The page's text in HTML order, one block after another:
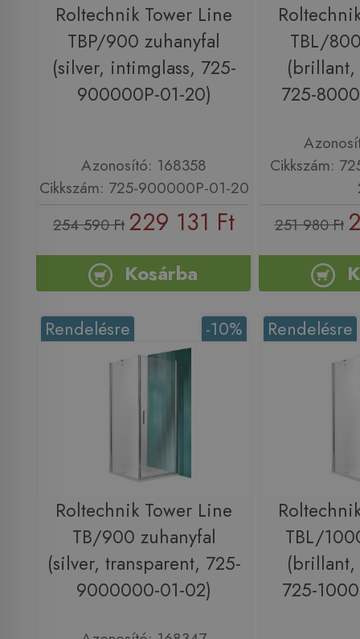
Roltechnik Tower Line
TBP/900 zuhanyfal
(silver, intimglass, 725-
900000P-01-20)
Azonosító: 168358
Cikkszám: 725-900000P-01-20
254 590 Ft 229 131 Ft
Kosárba
TBL/
725-
Cikkszám:
251 980 Ft
-10%
Rendelésre
Roltechnik Tower Line
TB/900 zuhanyfal
(silver, transparent, 725-
9000000-01-02)
Rendelésre
TBL/
725-